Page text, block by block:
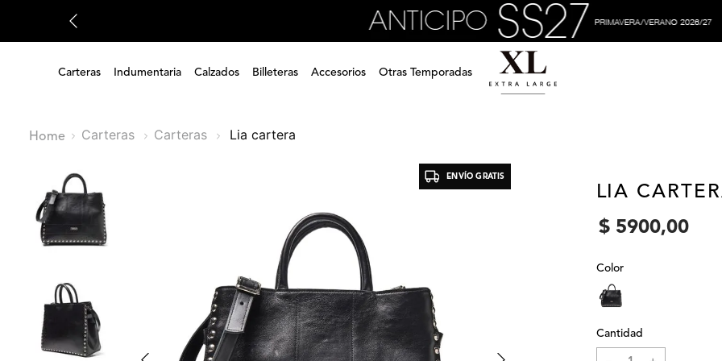
Carteras Indumentaria Calzados Billeteras Accesorios Otras Temporadas
Carteras Carteras lia cartera
ENVÍO GRATIS
LIA
$ 5900,00
Color
Cantidad